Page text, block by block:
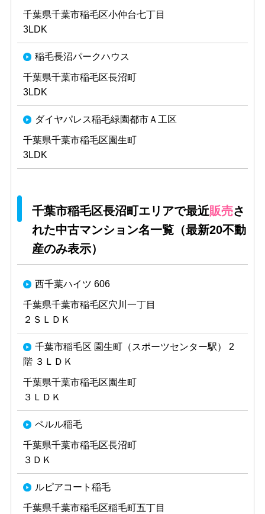
千葉県千葉市稲毛区小仲台七丁目
3LDK
稲毛長沼パークハウス
千葉県千葉市稲毛区長沼町
3LDK
ダイヤパレス稲毛緑園都市Ａ工区
千葉県千葉市稲毛区園生町
3LDK
千葉市稲毛区長沼町エリアで最近販売さ
れた中古マンション名一覧（最新20不動
産のみ表示）
西千葉ハイツ 606
千葉県千葉市稲毛区穴川一丁目
２ＳＬＤＫ
千葉市稲毛区 園生町（スポーツセンター駅） 2
階 ３ＬＤＫ
千葉県千葉市稲毛区園生町
３ＬＤＫ
ペルル稲毛
千葉県千葉市稲毛区長沼町
３ＤＫ
ルピアコート稲毛
千葉県千葉市稲毛区稲毛町五丁目